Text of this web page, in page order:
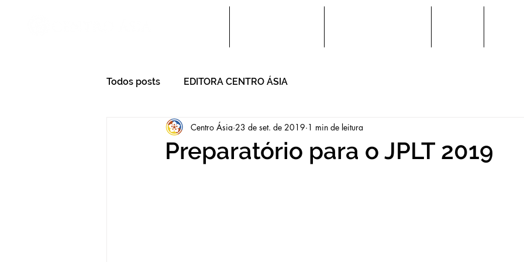
Todos posts EDITORA CENTRO ÁSIA
Preparatório para o JPLT 2019
Centro Ásia 23 de set. de 2019 1 min de leitura